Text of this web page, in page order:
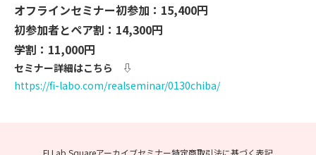
オフラインセミナー初参加：15,400円
初参加者とペア割：14,300円
学割：11,000円
セミナー詳細はこちら ⇩
https://fi-labo.com/realseminar/0130chiba/
FI Lab Squareアーカイブセミナー特定商取引法に基づく表記